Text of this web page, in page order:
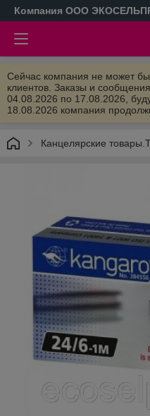
Компания ООО
Сейчас компания не может
клиентов. Заказы и
04.08.2026 по 17.08.2026,
18.08.2026 компания
Канцелярские